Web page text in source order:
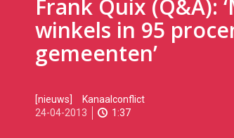
Frank Quix (Q&A):
winkels in 95
gemeenten’
2013-
04-
[nieuws]
Kanaalconflict
24-04-2013
1:37